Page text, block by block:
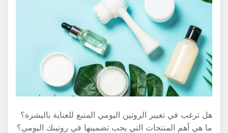
ترغب في تغيير الروتين اليومي المتبع للعناية بالبشرة؟
هي أهم المنتجات التي يجب تضمينها في روتينك اليومي؟